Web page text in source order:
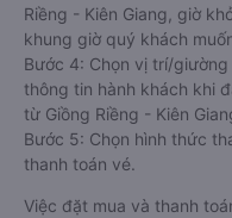
Riềng - Kiên Giang, giờ
khung giờ quý khách
Bước 4: Chọn vị trí/
thông tin hành khách khi
từ Giồng Riềng - Kiên
Bước 5: Chọn hình thức
thanh toán vé.
Việc đặt mua và thanh